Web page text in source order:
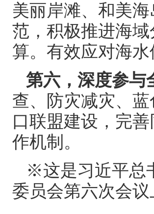
美丽岸滩、和美
范，积极推进海
算。有效应对海
第六，深度参与
查、防灾减灾、
口联盟建设，完善
作机制。
※这是习近平总
委员会第六次会